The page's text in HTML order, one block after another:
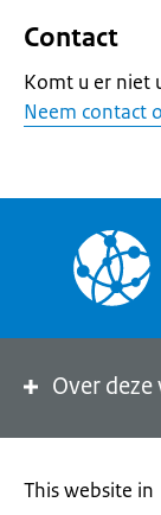
Contact
Komt u er niet
Neem contact
Over
This website in